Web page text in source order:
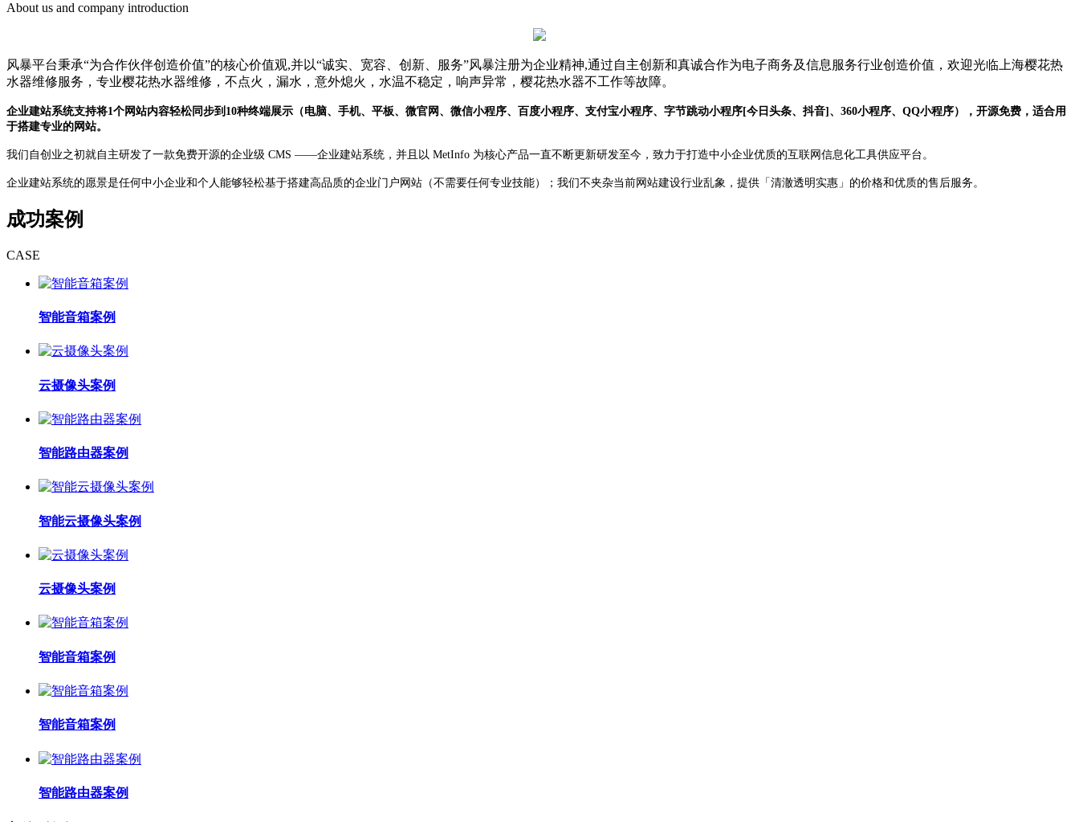
About us and company introduction
风暴平台秉承“为合作伙伴创造价值”的核心价值观,并以“诚实、宽容、创新、服务”风暴注册为企业精神,通过自主创新和真诚合作为电子商务及信息服务行业创造价值，欢迎光临上海樱花热
水器维修服务，专业樱花热水器维修，不点火，漏水，意外熄火，水温不稳定，响声异常，樱花热水器不工作等故障。
企业建站系统支持将1个网站内容轻松同步到10种终端展示（电脑、手机、平板、微官网、微信小程序、百度小程序、支付宝小程序、字节跳动小程序[今日头条、抖音]、360小程序、QQ小程序），开源免费，适合用
于搭建专业的网站。
我们自创业之初就自主研发了一款免费开源的企业级 CMS ——企业建站系统，并且以 MetInfo 为核心产品一直不断更新研发至今，致力于打造中小企业优质的互联网信息化工具供应平台。
企业建站系统的愿景是任何中小企业和个人能够轻松基于搭建高品质的企业门户网站（不需要任何专业技能）；我们不夹杂当前网站建设行业乱象，提供「清澈透明实惠」的价格和优质的售后服务。
成功案例
CASE
智能音箱案例
云摄像头案例
智能路由器案例
智能云摄像头案例
云摄像头案例
智能音箱案例
智能音箱案例
智能路由器案例